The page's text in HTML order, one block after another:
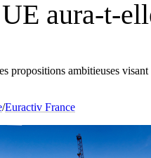
aura-t-
propositions ambitieuses
/Euractiv France